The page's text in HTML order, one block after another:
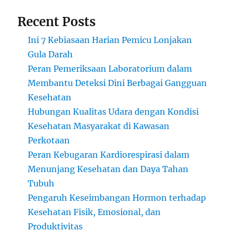
Recent Posts
Ini 7 Kebiasaan Harian Pemicu Lonjakan
Gula Darah
Peran Pemeriksaan Laboratorium dalam
Membantu Deteksi Dini Berbagai Gangguan
Kesehatan
Hubungan Kualitas Udara dengan Kondisi
Kesehatan Masyarakat di Kawasan
Perkotaan
Peran Kebugaran Kardiorespirasi dalam
Menunjang Kesehatan dan Daya Tahan
Tubuh
Pengaruh Keseimbangan Hormon terhadap
Kesehatan Fisik, Emosional, dan
Produktivitas